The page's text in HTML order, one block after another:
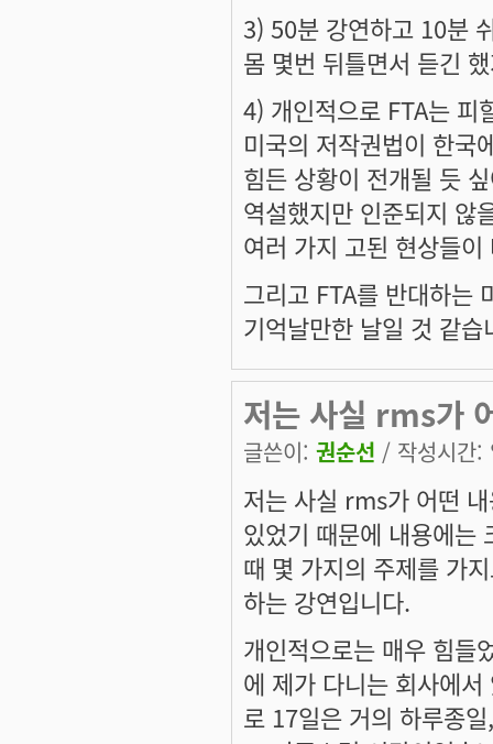
3) 50분 강연하고 10분
몸 몇번 뒤틀면서 듣긴
4) 개인적으로 FTA는 피
미국의 저작권법이 한국
힘든 상황이 전개될 듯
역설했지만 인준되지 않
여러 가지 고된 현상들
그리고 FTA를 반대하는
기억날만한 날일 것 같습
저는 사실 rms가
글쓴이: 권순선 / 작성시간
저는 사실 rms가 어떤
있었기 때문에 내용에는
때 몇 가지의 주제를 가
하는 강연입니다.
개인적으로는 매우 힘들
에 제가 다니는 회사에
로 17일은 거의 하루종